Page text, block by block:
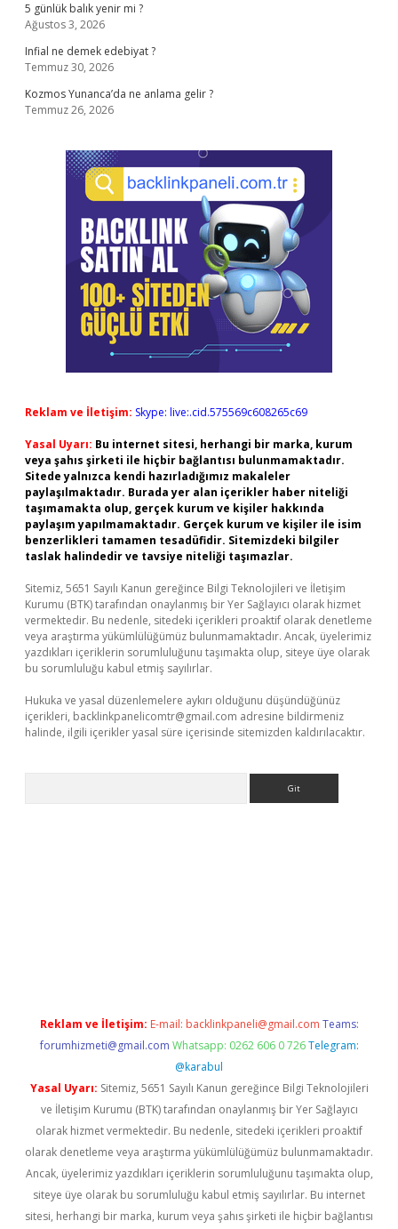
5 günlük balık yenir mi ?
Ağustos 3, 2026
Infial ne demek edebiyat ?
Temmuz 30, 2026
Kozmos Yunanca’da ne anlama gelir ?
Temmuz 26, 2026
Reklam ve İletişim: Skype: live:.cid.575569c608265c69
Yasal Uyarı: Bu internet sitesi, herhangi bir marka, kurum
veya şahıs şirketi ile hiçbir bağlantısı bulunmamaktadır.
Sitede yalnızca kendi hazırladığımız makaleler
paylaşılmaktadır. Burada yer alan içerikler haber niteliği
taşımamakta olup, gerçek kurum ve kişiler hakkında
paylaşım yapılmamaktadır. Gerçek kurum ve kişiler ile isim
benzerlikleri tamamen tesadüfidir. Sitemizdeki bilgiler
taslak halindedir ve tavsiye niteliği taşımazlar.
Sitemiz, 5651 Sayılı Kanun gereğince Bilgi Teknolojileri ve İletişim
Kurumu (BTK) tarafından onaylanmış bir Yer Sağlayıcı olarak hizmet
vermektedir. Bu nedenle, sitedeki içerikleri proaktif olarak denetleme
veya araştırma yükümlülüğümüz bulunmamaktadır. Ancak, üyelerimiz
yazdıkları içeriklerin sorumluluğunu taşımakta olup, siteye üye olarak
bu sorumluluğu kabul etmiş sayılırlar.
Hukuka ve yasal düzenlemelere aykırı olduğunu düşündüğünüz
içerikleri, backlinkpanelicomtr@gmail.com adresine bildirmeniz
halinde, ilgili içerikler yasal süre içerisinde sitemizden kaldırılacaktır.
Reklam ve İletişim: E-mail: backlinkpaneli@gmail.com Teams:
forumhizmeti@gmail.com Whatsapp: 0262 606 0 726 Telegram:
@karabul
Yasal Uyarı: Sitemiz, 5651 Sayılı Kanun gereğince Bilgi Teknolojileri
ve İletişim Kurumu (BTK) tarafından onaylanmış bir Yer Sağlayıcı
olarak hizmet vermektedir. Bu nedenle, sitedeki içerikleri proaktif
olarak denetleme veya araştırma yükümlülüğümüz bulunmamaktadır.
Ancak, üyelerimiz yazdıkları içeriklerin sorumluluğunu taşımakta olup,
siteye üye olarak bu sorumluluğu kabul etmiş sayılırlar. Bu internet
sitesi, herhangi bir marka, kurum veya şahıs şirketi ile hiçbir bağlantısı